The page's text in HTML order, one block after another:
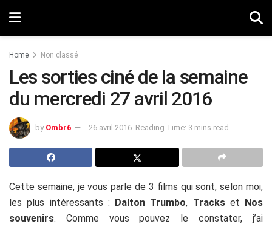
Home Non classé
Les sorties ciné de la semaine
du mercredi 27 avril 2016
by Ombr6 26 avril 2016 Reading Time: 3 mins read
Cette semaine, je vous parle de 3 films qui sont, selon moi,
les plus intéressants : Dalton Trumbo, Trackset Nos
souvenirs. Comme vous pouvez le constater, j’ai